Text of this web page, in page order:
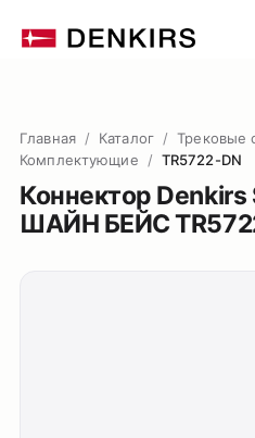
Главная / Каталог / Трековые
Комплектующие
/ TR5722-DN
Коннектор Denkirs
ШАЙН БЕЙС